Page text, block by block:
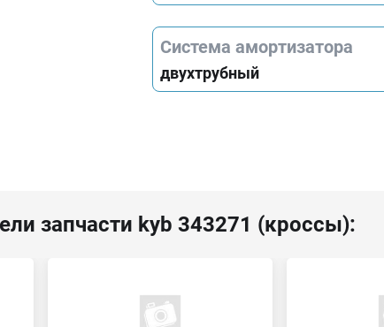
Система амортизатора
двухтрубный
запчасти kyb 343271 (кроссы):